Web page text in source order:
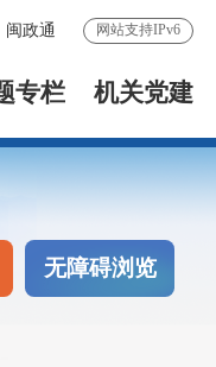
闽政通 网站支持IPv6
专栏 机关党建
无障碍浏览